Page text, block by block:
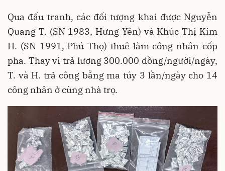
Qua đấu tranh, các đối tượng khai được Nguyễn
Quang T. (SN 1983, Hưng Yên) và Khúc Thị Kim
H. (SN 1991, Phú Thọ) thuê làm công nhân cốp
pha. Thay vì trả lương 300.000 đồng/người/ngày,
T. và H. trả công bằng ma túy 3 lần/ngày cho 14
công nhân ở cùng nhà trọ.